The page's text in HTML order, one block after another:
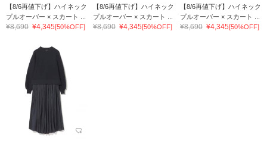
【8/6再値下げ】ハイネック
プルオーバー × スカート ...
¥8,690 ¥4,345[50%OFF]
【8/6再値下げ】ハイネック
プルオーバー × スカート ...
¥8,690 ¥4,345[50%OFF]
【8/6再値下げ】ハイネック
プルオーバー × スカート ...
¥8,690 ¥4,345[50%OFF]